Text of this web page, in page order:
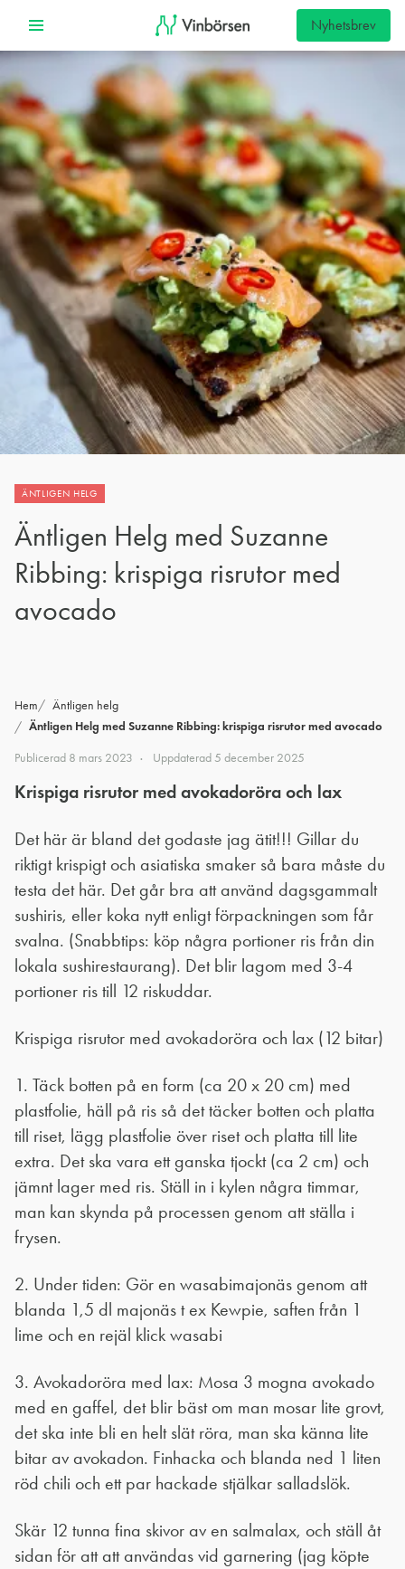
Nyhetsbrev
ÄNTLIGEN HELG
Äntligen Helg med Suzanne
Ribbing: krispiga risrutor med
avocado
Hem Äntligen helg
Äntligen Helg med Suzanne Ribbing: krispiga risrutor med avocado
Publicerad 8 mars 2023 Uppdaterad5 december 2025
Krispiga risrutor med avokadoröra och lax
Det här är bland det godaste jag ätit!!! Gillar du
riktigt krispigt och asiatiska smaker så bara måste du
testa det här. Det går bra att använd dagsgammalt
sushiris, eller koka nytt enligt förpackningen som får
svalna. (Snabbtips: köp några portioner ris från din
lokala sushirestaurang). Det blir lagom med 3-4
portioner ris till 12 riskuddar.
Krispiga risrutor med avokadoröra och lax (12 bitar)
1. Täck botten på en form (ca 20 x 20 cm) med
plastfolie, häll på ris så det täcker botten och platta
till riset, lägg plastfolie över riset och platta till lite
extra. Det ska vara ett ganska tjockt (ca 2 cm) och
jämnt lager med ris. Ställ in i kylen några timmar,
man kan skynda på processen genom att ställa i
frysen.
2. Under tiden: Gör en wasabimajonäs genom att
blanda 1,5 dl majonäs t ex Kewpie, saften från 1
lime och en rejäl klick wasabi
3. Avokadoröra med lax: Mosa 3 mogna avokado
med en gaffel, det blir bäst om man mosar lite grovt,
det ska inte bli en helt slät röra, man ska känna lite
bitar av avokadon. Finhacka och blanda ned 1 liten
röd chili och ett par hackade stjälkar salladslök.
Skär 12 tunna fina skivor av en salmalax, och ställ åt
sidan för att att användas vid garnering (jag köpte